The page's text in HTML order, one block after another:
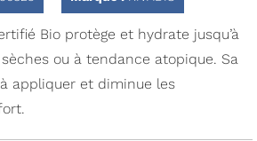
Bio protège et hydrate jusqu’à
ou à tendance atopique. Sa
appliquer et diminue les